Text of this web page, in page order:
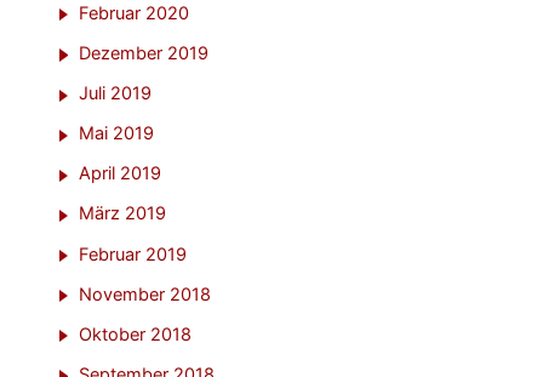
Februar 2020
Dezember 2019
Juli 2019
Mai 2019
April 2019
März 2019
Februar 2019
November 2018
Oktober 2018